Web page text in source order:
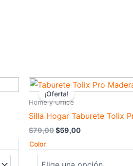
¡Oferta!
Home y Office
Silla Hogar Taburete Tolix
$79,00
precio
original
era:
$79,00.
$59,00
El
precio
$59,00.
Color